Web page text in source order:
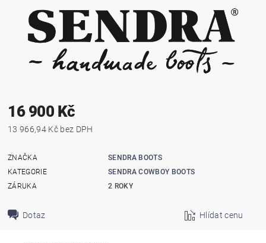
16 900 Kč
13 966,94 Kč bez DPH
ZNAČKA
SENDRA BOOTS
KATEGORIE
SENDRA COWBOY BOOTS
ZÁRUKA
2 ROKY
Dotaz Hlídat cenu